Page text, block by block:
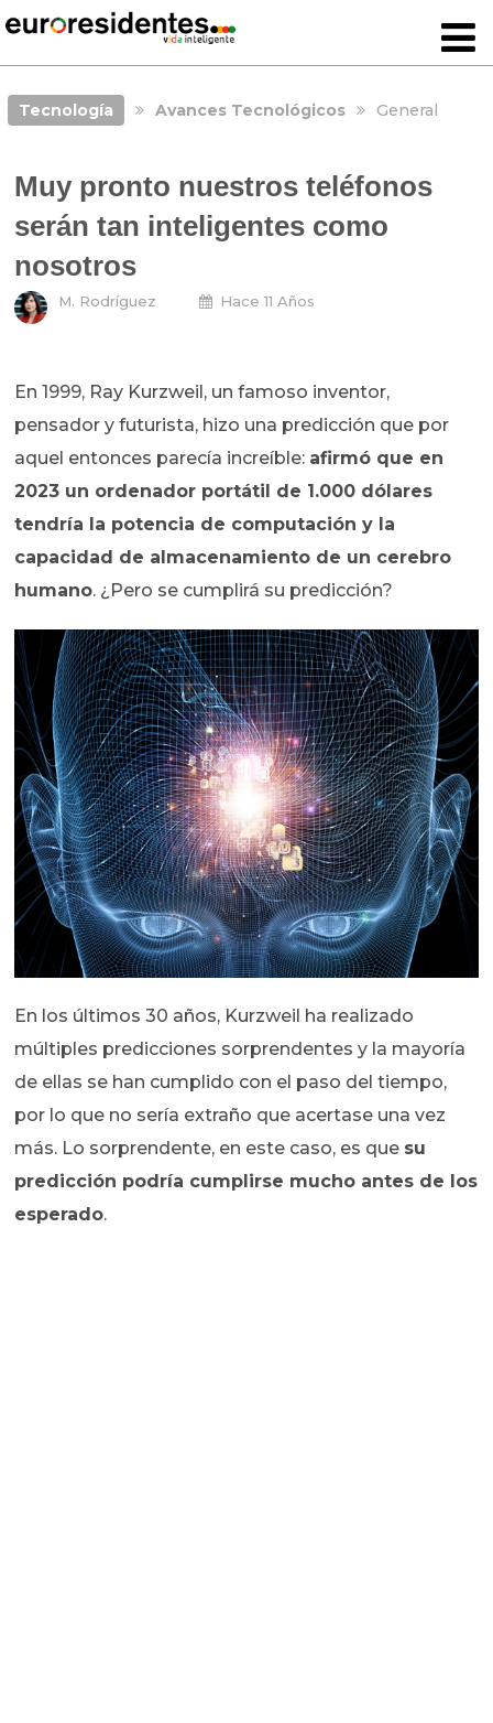
Tecnología Avances Tecnológicos General
Muy pronto nuestros teléfonos
serán tan inteligentes como
nosotros
M. Rodríguez Hace 11 Años
En 1999, Ray Kurzweil, un famoso inventor,
pensador y futurista, hizo una predicción que por
aquel entonces parecía increíble: afirmó que en
2023 un ordenador portátil de 1.000 dólares
tendría la potencia de computación y la
capacidad de almacenamiento de un cerebro
humano. ¿Pero se cumplirá su predicción?
En los últimos 30 años, Kurzweil ha realizado
múltiples predicciones sorprendentes y la mayoría
de ellas se han cumplido con el paso del tiempo,
por lo que no sería extraño que acertase una vez
más. Lo sorprendente, en este caso, es que su
predicción podría cumplirse mucho antes de los
esperado.